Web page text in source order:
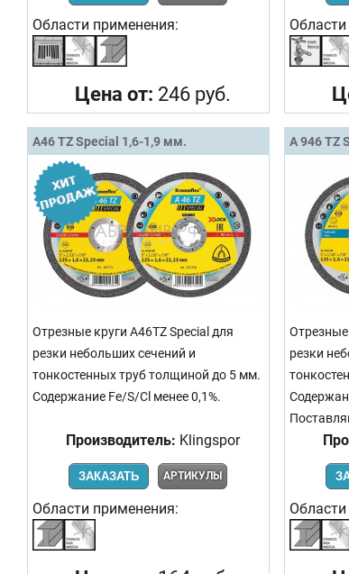
Области применения:
Цена от: 246 руб.
A46 TZ Special 1,6-1,9 мм.
Отрезные круги A46TZ Special для
резки небольших сечений и
тонкостенных труб толщиной до 5 мм.
Содержание Fe/S/Cl менее 0,1%.
Производитель: Klingspor
ЗАКАЗАТЬ АРТИКУЛЫ
Области применения:
A 946 TZ
Отрезные
резки